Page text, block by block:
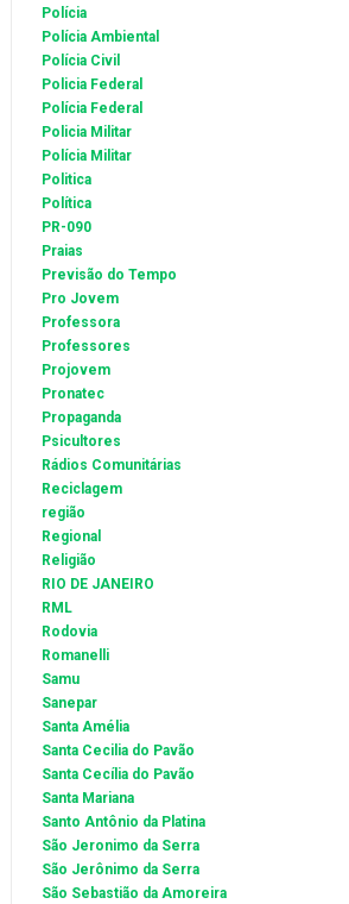
Polícia
Polícia Ambiental
Polícia Civil
Policia Federal
Polícia Federal
Policia Militar
Polícia Militar
Politica
Política
PR-090
Praias
Previsão do Tempo
Pro Jovem
Professora
Professores
Projovem
Pronatec
Propaganda
Psicultores
Rádios Comunitárias
Reciclagem
região
Regional
Religião
RIO DE JANEIRO
RML
Rodovia
Romanelli
Samu
Sanepar
Santa Amélia
Santa Cecilia do Pavão
Santa Cecília do Pavão
Santa Mariana
Santo Antônio da Platina
São Jeronimo da Serra
São Jerônimo da Serra
São Sebastião da Amoreira